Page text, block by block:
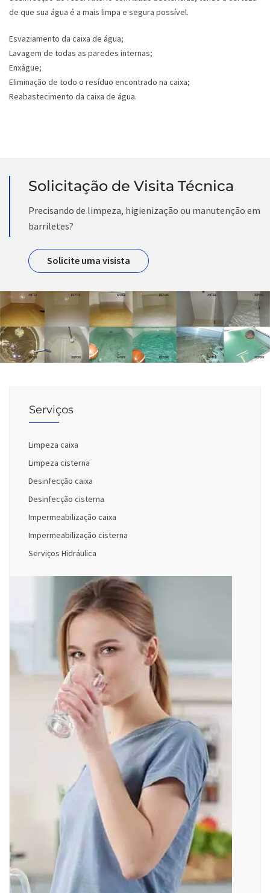
de que sua água é a mais limpa e segura possível.
Esvaziamento da caixa de água;
Lavagem de todas as paredes internas;
Enxágue;
Eliminação de todo o resíduo encontrado na caixa;
Reabastecimento da caixa de água.
Solicitação de Visita Técnica
Precisando de limpeza, higienização ou manutenção em
barriletes?
Solicite uma visista
Serviços
Limpeza caixa
Limpeza cisterna
Desinfecção caixa
Desinfecção cisterna
Impermeabilização caixa
Impermeabilização cisterna
Serviços Hidráulica